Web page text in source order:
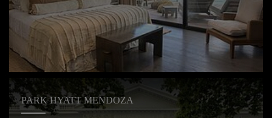
PARK HYATT MENDOZA